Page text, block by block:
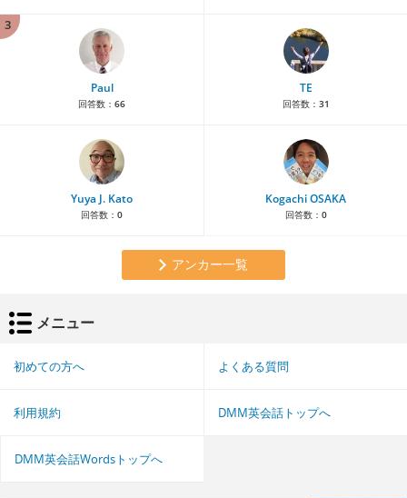
3
Paul
回答数： 66
TE
回答数： 31
Yuya J. Kato
回答数： 0
Kogachi OSAKA
回答数： 0
アンカー一覧
メニュー
初めての方へ よくある質問
利用規約 DMM英会話トップへ
DMM英会話Wordsトップへ